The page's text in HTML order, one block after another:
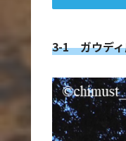
3-1 ガウディ